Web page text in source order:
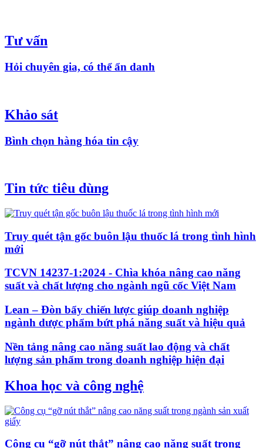
Tư vấn
Hỏi chuyên gia, có thể ẩn danh
Khảo sát
Bình chọn hàng hóa tin cậy
Tin tức tiêu dùng
Truy quét tận gốc buôn lậu thuốc lá trong tình hình
mới
TCVN 14237-1:2024 - Chìa khóa nâng cao năng
suất và chất lượng cho ngành ngũ cốc Việt Nam
Lean – Đòn bẩy chiến lược giúp doanh nghiệp
ngành dược phẩm bứt phá năng suất và hiệu quả
Nền tảng nâng cao năng suất lao động và chất
lượng sản phẩm trong doanh nghiệp hiện đại
Khoa học và công nghệ
Công cụ “gỡ nút thắt” nâng cao năng suất trong